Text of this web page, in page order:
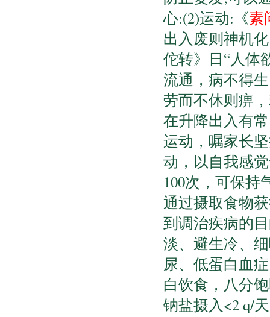
心:(2)运动:《素
出入废则神机
佗转》日“人体
流通，病不得
劳而不休则痹
在升降出入有
运动，嘱家长
动，以自我感
100次，可保持
通过摄取食物
到调治疾病的
淡、避生冷、
尿、低蛋白血
白饮食，八分
钠盐摄入<2 q/